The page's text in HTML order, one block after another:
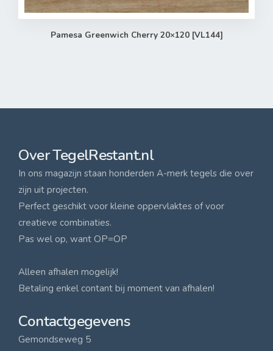
Pamesa Greenwich Cherry 20×120 [VL144]
Over TegelRestant.nl
In ons magazijn staan honderden A-merk tegels die over
zijn uit projecten.
Perfect geschikt voor kleine oppervlaktes of voor
creatieve combinaties.
Pas wel op, want OP=OP
Alleen afhalen mogelijk!
Betaling enkel contant bij moment van afhalen!
Contactgegevens
Gemondseweg 5